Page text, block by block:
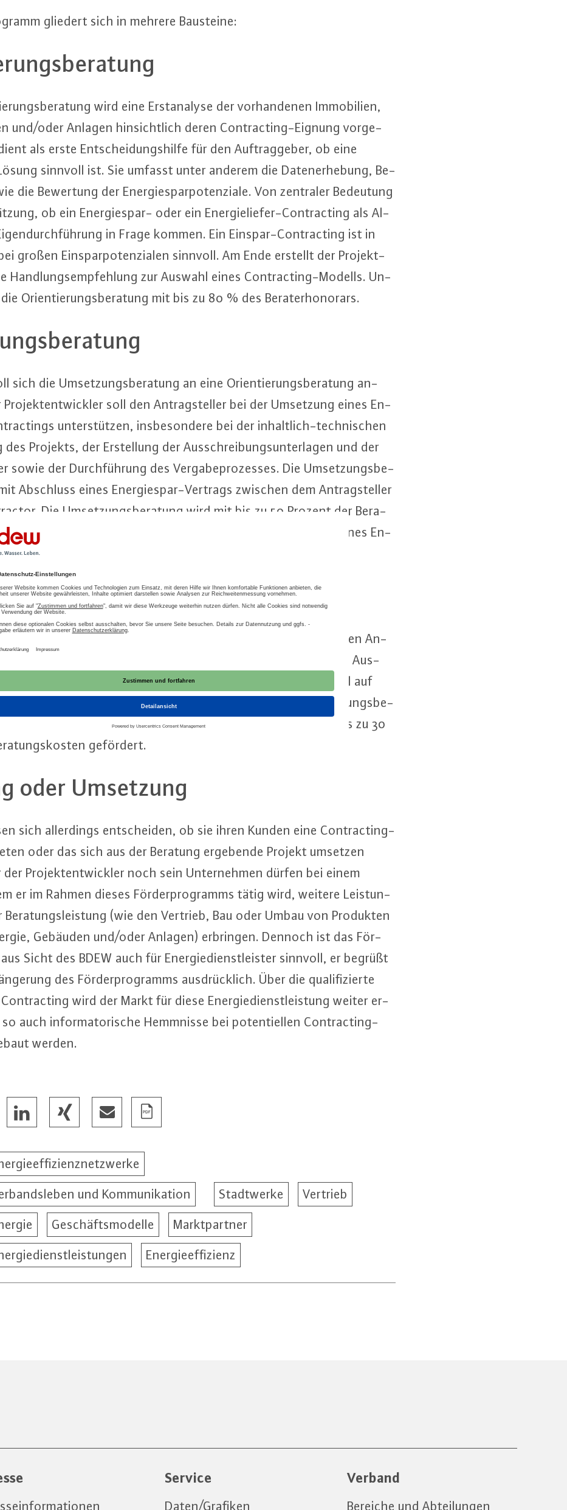
gliedert sich in mehrere Bausteine:
wird eine Er­st­ana­ly­se der vor­han­de­nen Im­mo­bi­li­en,
und/oder Anlagen hin­sicht­lich deren Contrac­ting-Eig­nung vor­ge­
als erste Ent­schei­dungs­hil­fe für den Auf­trag­ge­ber, ob eine
sinnvoll ist. Sie umfasst unter anderem die Da­ten­er­he­bung, Be­
die Bewertung der En­er­gie­spar­po­ten­zia­le. Von zentraler Bedeutung
ob ein En­er­gie­spar- oder ein En­er­gie­lie­fer-Contrac­ting als Al­
in Frage kommen. Ein Ein­spar-Contrac­ting ist in
großen Ein­spar­po­ten­zia­len sinnvoll. Am Ende erstellt der Pro­jekt­
Hand­lungs­emp­feh­lung zur Auswahl eines Contrac­ting-Mo­dells. Un­
Ori­en­tie­rungs­be­ra­tung mit bis zu 80 % des Be­ra­ter­ho­no­rars.
sich die Um­set­zungs­be­ra­tung an eine Ori­en­tie­rungs­be­ra­tung an­
Pro­jekt­ent­wick­ler soll den An­trag­stel­ler bei der Umsetzung eines En­
un­ter­stüt­zen, ins­be­son­de­re bei der in­halt­lich-tech­ni­schen
des Projekts, der Er­stel­lung der Aus­schrei­bungs­un­ter­la­gen und der
sowie der Durch­füh­rung des Ver­ga­be­pro­zes­ses. Die Um­set­zungs­be­
Abschluss eines En­er­gie­spar-Ver­trags zwischen dem An­trag­stel­ler
Die Um­set­zungs­be­ra­tung wird mit bis zu 50 Prozent der Be­ra­
Um­set­zungs­be­ra­tun­gen, die nicht zum Abschluss eines En­
Ver­trags führen, können nicht gefördert werden.
Aus­schrei­bungs­be­ra­tung un­ter­stützt der Pro­jekt­ent­wick­ler den An­
Er­stel­lung einer Leis­tungs­be­schrei­bung für die öf­fent­li­che Aus­
Contrac­ting-Pro­jekts. die Aus­schrei­bung basiert in der Regel auf
der vor­an­ge­gan­ge­nen Be­ra­tungs­bau­stei­ne. Die Aus­schrei­bungs­be­
der Er­stel­lung einer Leis­tungs­be­schrei­bung und wird mit bis zu 30
gefördert.
oder Umsetzung
sich al­ler­dings ent­schei­den, ob sie ihren Kunden eine Contrac­ting-
oder das sich aus der Beratung ergebende Projekt umsetzen
der Pro­jekt­ent­wick­ler noch sein Un­ter­neh­men dürfen bei einem
er im Rahmen dieses För­der­pro­gramms tätig wird, weitere Leis­tun­
Be­ra­tungs­leis­tung (wie den Vertrieb, Bau oder Umbau von Produkten
Gebäuden und/oder Anlagen) erbringen. Dennoch ist das För­
Sicht des BDEW auch für En­er­gie­dienst­leis­ter sinnvoll, er begrüßt
des För­der­pro­gramms aus­drück­lich. Über die qua­li­fi­zier­te
Contrac­ting wird der Markt für diese En­er­gie­dienst­leis­tung weiter er­
so auch in­for­ma­to­ri­sche Hemmnisse bei po­ten­ti­el­len Contrac­ting-
werden.
und Kommunikation
Stadtwerke
Vertrieb
Geschäftsmodelle
Marktpartner
Energieeffizienz
Service
Daten/Grafiken
Verband
Bereiche und Abteilungen